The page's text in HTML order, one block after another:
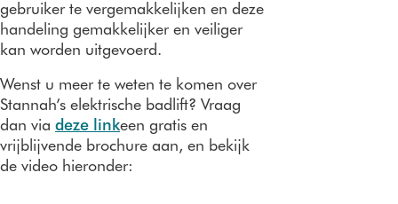
gebruiker te vergemakkelijken en deze
handeling gemakkelijker en veiliger
kan worden uitgevoerd.
Wenst u meer te weten te komen over
Stannah’s elektrische badlift? Vraag
dan via deze linkeen gratis en
vrijblijvende brochure aan, en bekijk
de video hieronder: